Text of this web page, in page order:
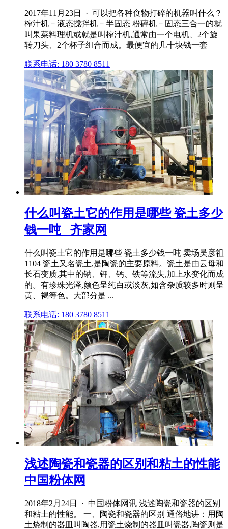
2017年11月23日 · 可以把各种食物打碎的机器叫什么？
榨汁机－液态搅拌机－半固态 粉碎机－固态三合一的就
叫果菜料理机或就是叫榨汁机,通常由一个电机、2个旋
转刀头、2个杯子组合而成。最便宜的几十块钱一套
联系电话: 180 3780 8511
什么叫瓷土它的作用是哪些 瓷土多少
钱一吨 _齐家网
什么叫瓷土它的作用是哪些 瓷土多少钱一吨 卖场吴彦祖
1104 瓷土又名瓷土,是陶瓷的主要原料。瓷土是由云母和
长石变质,其中的钠、钾、钙、铁等流失,加上水变化而成
的。有珍珠光泽,颜色呈纯白或淡灰,如含杂质较多时则呈
黄、褐等色。大部分是 ...
联系电话: 180 3780 8511
浅述陶瓷和瓷器的区别和粘土的性能
中国粉体网
2018年2月24日 · 中国粉体网讯 浅述陶瓷和瓷器的区别
和粘土的性能。 一、陶瓷和瓷器的区别 通俗地讲：用陶
土烧制的器皿叫陶器,用瓷土烧制的器皿叫瓷器,陶瓷则是